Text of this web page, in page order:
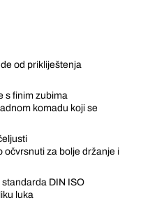
od prikliještenja
s finim zubima
komadu koji se
očvrsnuti za bolje držanje i
DIN ISO
luka